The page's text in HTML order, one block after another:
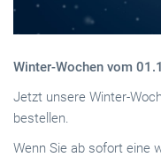
Winter-Wochen vom
Jetzt unsere Winter-
bestellen.
Wenn Sie ab sofort eine